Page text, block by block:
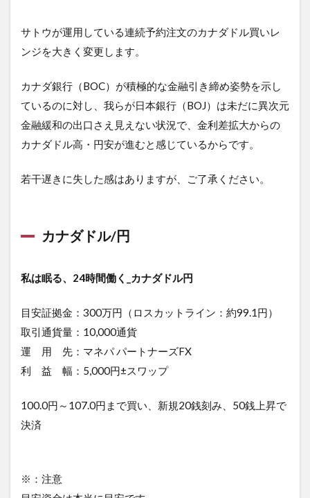
サトウが運用している連続予約注文のカナダドル買いレ
ンジを大きく変更します。
カナダ銀行（BOC）が積極的な金融引き締め姿勢を示し
ているのに対し、我らが日本銀行（BOJ）は未だに異次元
金融緩和の出口さえ見えない状況で、金利差拡大からの
カナダドル高・円安が進むと感じているからです。
若干遅きに失した感はありますが、ご了承ください。
カナダドル/円
私は眠る、24時間働く_カナダドル円
目安証拠金：300万円（ロスカットライン：約99.1円）
取引通貨量：10,000通貨
運 用 先：マネパ パートナーズFX
利 益 幅：5,000円±スワップ
100.0円～107.0円まで買い、新規20銭刻み、50銭上昇で
決済
※：注意